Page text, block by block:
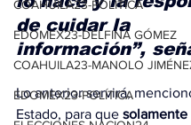
COAHUILA23-POLÍTICA
EDOMEX23-DELFINA GÓMEZ
COAHUILA23-MANOLO
EDOMEX23-POLÍTICA
de cuidar la
información”,
Lo anterior servirá,
Estado, para que solamente